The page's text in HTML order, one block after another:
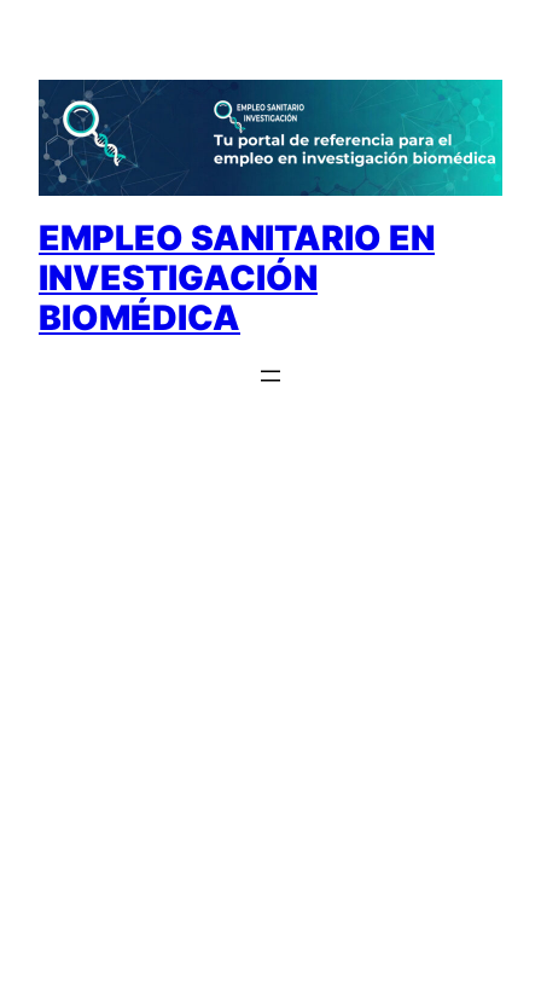
contenido
EMPLEO SANITARIO EN
INVESTIGACIÓN
BIOMÉDICA